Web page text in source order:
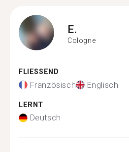
E.
Cologne
FLIESSEND
Französisch Englisch
LERNT
Deutsch